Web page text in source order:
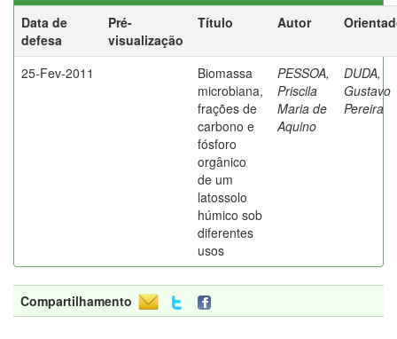
Data de
defesa
Pré-
visualização
Título Autor
25-Fev-2011
Biomassa
microbiana,
frações de
carbono e
fósforo
orgânico
de um
latossolo
húmico sob
diferentes
usos
PESSOA,
Priscila
Maria de
Aquino
DUDA,
Gustavo
Pereira
Compartilhamento